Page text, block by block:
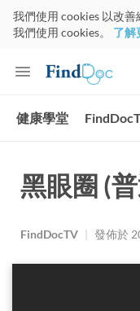
我們使用 cookies 以改
我們使用 cookies。 了解
健康學堂
黑眼圈 (
FindDocTV | 發佈於